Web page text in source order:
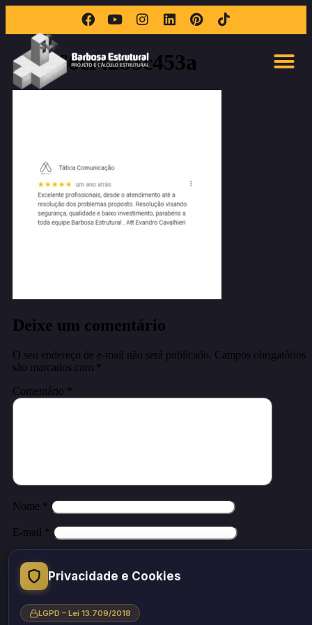
6-2-66cf42b3c453a
Deixe um comentário
O seu endereço de e-mail não será publicado. Campos obrigatórios
são marcados com *
Comentário *
Nome *
E-mail *
Salvar meus dados neste navegador para a próxima vez que eu
Privacidade e Cookies
LGPD – Lei 13.709/2018